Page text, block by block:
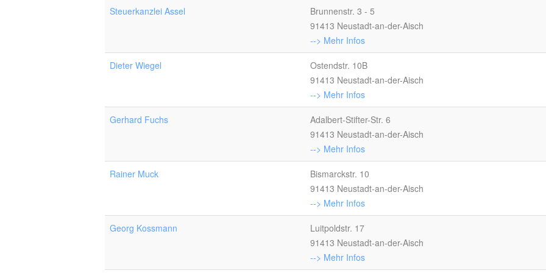
Steuerkanzlei Assel
Brunnenstr. 3 - 5
91413 Neustadt-an-der-Aisch
--> Mehr Infos
Dieter Wiegel
Ostendstr. 10B
91413 Neustadt-an-der-Aisch
--> Mehr Infos
Gerhard Fuchs
Adalbert-Stifter-Str. 6
91413 Neustadt-an-der-Aisch
--> Mehr Infos
Rainer Muck
Bismarckstr. 10
91413 Neustadt-an-der-Aisch
--> Mehr Infos
Georg Kossmann
Luitpoldstr. 17
91413 Neustadt-an-der-Aisch
--> Mehr Infos